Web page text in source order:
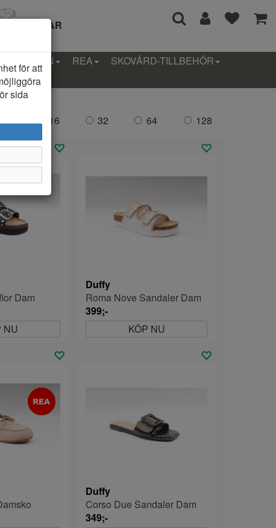
I 14 DAGAR
REA
SKOVÅRD-TILLBEHÖR
16 32 64 128
Dam
NU
Duffy
Roma Nove Sandaler Dam
399;-
KÖP NU
Duffy
Corso Due Sandaler Dam
349;-
för att
sida